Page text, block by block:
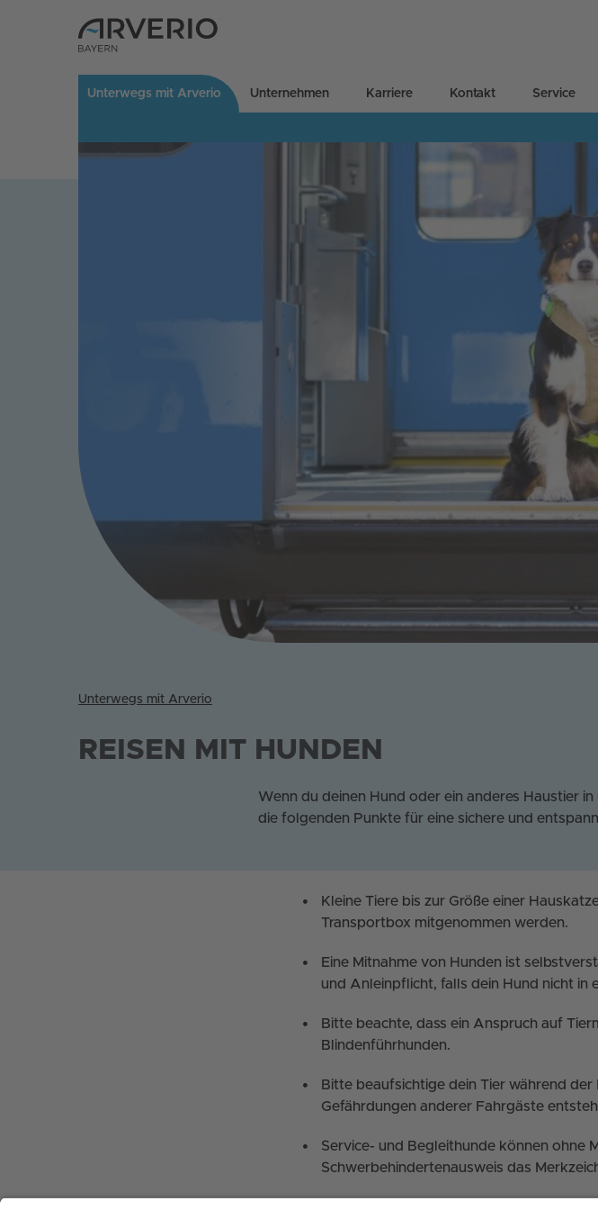
Unterwegs mit Arverio Unternehmen Karriere Kontakt Service
Unterwegs mit Arverio
REISEN MIT HUNDEN
Wenn du deinen Hund oder ein anderes Haustier
die folgenden Punkte für eine sichere und
Kleine Tiere bis zur Größe einer
Transportbox mitgenommen werden.
Eine Mitnahme von Hunden ist
und Anleinpflicht, falls dein Hund nicht in
Bitte beachte, dass ein Anspruch auf
Blindenführhunden.
Bitte beaufsichtige dein Tier während
Gefährdungen anderer Fahrgäste
Service- und Begleithunde können ohne
Schwerbehindertenausweis das